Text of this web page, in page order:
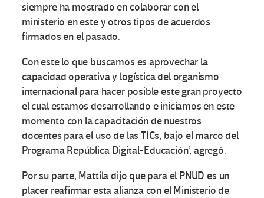
siempre ha mostrado en colaborar con el
ministerio en este y otros tipos de acuerdos
firmados en el pasado.
Con este lo que buscamos es aprovechar la
capacidad operativa y logística del organismo
internacional para hacer posible este gran proyecto
el cual estamos desarrollando e iniciamos en este
momento con la capacitación de nuestros
docentes para el uso de las TICs, bajo el marco del
Programa República Digital-Educación’, agregó.
Por su parte, Mattila dijo que para el PNUD es un
placer reafirmar esta alianza con el Ministerio de